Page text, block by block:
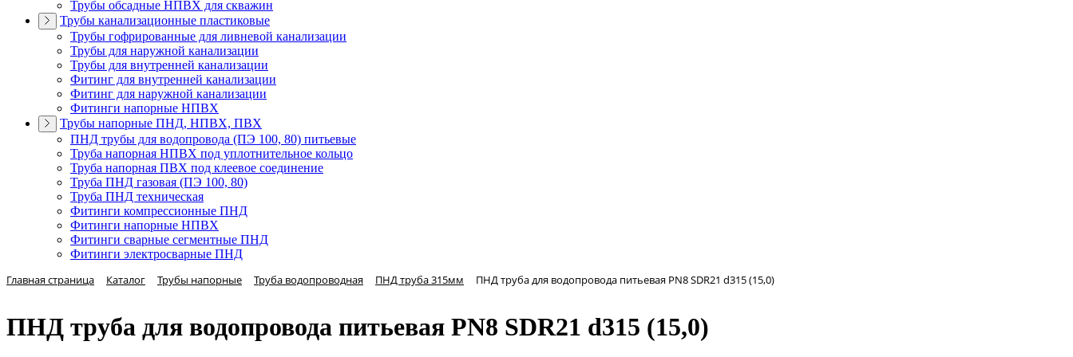
Трубы обсадные НПВХ для скважин
Трубы канализационные пластиковые
Трубы гофрированные для ливневой канализации
Трубы для наружной канализации
Трубы для внутренней канализации
Фитинг для внутренней канализации
Фитинг для наружной канализации
Фитинги напорные НПВХ
Трубы напорные ПНД, НПВХ, ПВХ
ПНД трубы для водопровода (ПЭ 100, 80) питьевые
Труба напорная НПВХ под уплотнительное кольцо
Труба напорная ПВХ под клеевое соединение
Труба ПНД газовая (ПЭ 100, 80)
Труба ПНД техническая
Фитинги компрессионные ПНД
Фитинги напорные НПВХ
Фитинги сварные сегментные ПНД
Фитинги электросварные ПНД
Главная страница Каталог Трубы напорные Труба водопроводная ПНД труба 315мм ПНД труба для водопровода питьевая PN8 SDR21 d315 (15,0)
ПНД труба для водопровода питьевая PN8 SDR21 d315 (15,0)